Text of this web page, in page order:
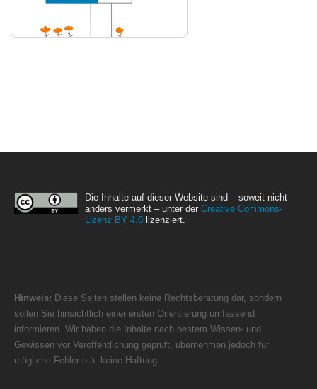
Die Inhalte auf dieser Website sind – soweit nicht
anders vermerkt – unter der Creative Commons-
Lizenz BY 4.0 lizenziert.
Hinweis: Diese Seiten stellen keine Rechtsberatung dar, sondern
sollen Sie hinsichtlich einer ersten Orientierung umfassend
informieren. Wir haben die Inhalte nach bestem Wissen- und
Gewissen vor Veröffentlichung geprüft, übernehmen jedoch für
mögliche Fehler o.ä. keine Haftung.